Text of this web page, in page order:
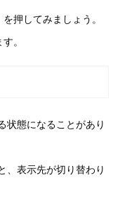
押してみましょう。
。
状態になることがあり
、表示先が切り替わり